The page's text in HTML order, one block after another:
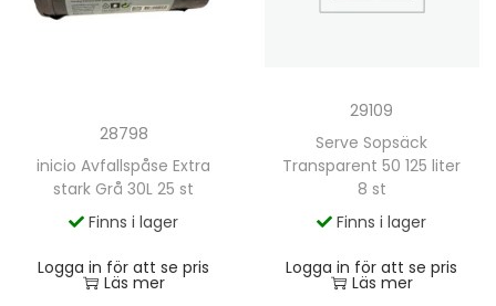
28798
inicio Avfallspåse Extra
stark Grå 30L 25 st
Finns i lager
Logga in för att se pris
Läs mer
29109
Serve Sopsäck
Transparent 50 125 liter
8 st
Finns i lager
Logga in för att se pris
Läs mer